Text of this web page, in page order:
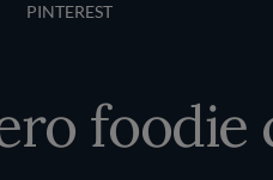
PINTEREST
foodie